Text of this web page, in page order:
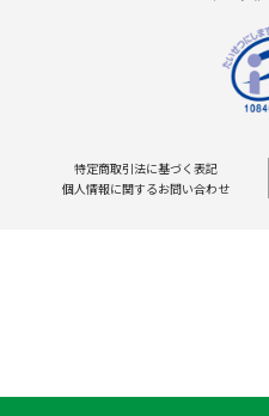
特定商取引法に基づく表記
個人情報に関するお問い合わせ